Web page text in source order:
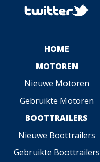
HOME
MOTOREN
Nieuwe Motoren
Gebruikte Motoren
BOOTTRAILERS
Nieuwe Boottrailers
Gebruikte Boottrailers